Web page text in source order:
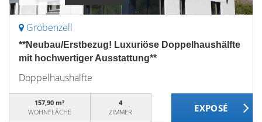
Gröbenzell
**Neubau/Erstbezug! Luxuriöse Doppelhaushälfte
mit hochwertiger Ausstattung**
Doppelhaushälfte
157,90 m²
WOHNFLÄCHE
4
ZIMMER